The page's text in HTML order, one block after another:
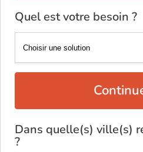
Quel est votre besoin ?
Dans quelle(s) ville(s)
?